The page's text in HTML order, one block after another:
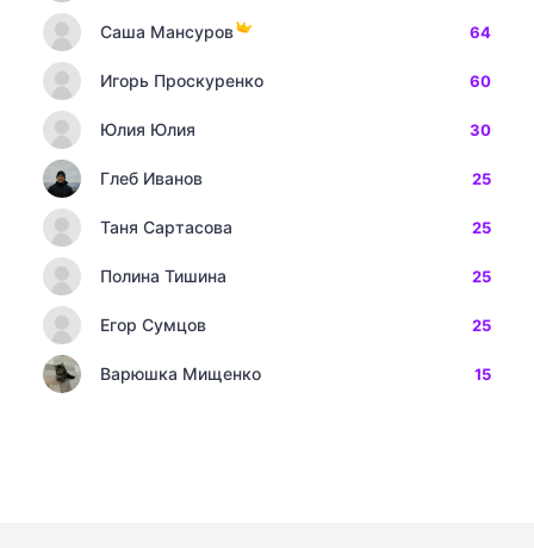
Саша Мансуров 64
Игорь Проскуренко 60
Юлия Юлия 30
Глеб Иванов 25
Таня Сартасова 25
Полина Тишина 25
Егор Сумцов 25
Варюшка Мищенко 15